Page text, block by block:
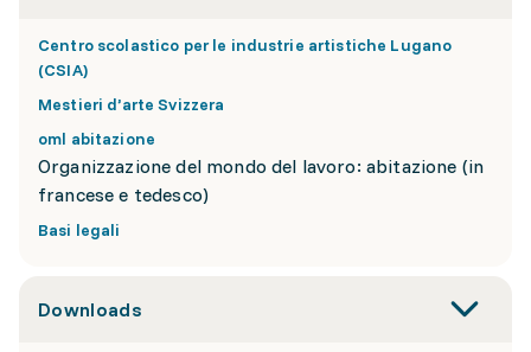
Centro scolastico per le industrie artistiche Lugano
(CSIA)
Mestieri d’arte Svizzera
oml abitazione
Organizzazione del mondo del lavoro: abitazione (in
francese e tedesco)
Basi legali
Downloads